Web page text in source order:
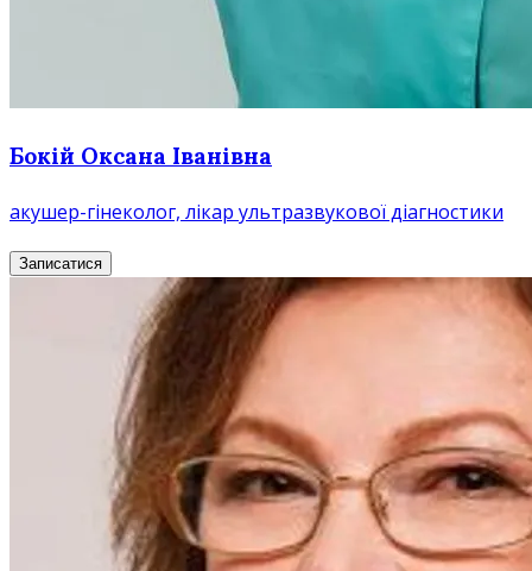
Бокій Оксана Іванівна
акушер-гінеколог, лікар ультразвукової діагностики
Записатися